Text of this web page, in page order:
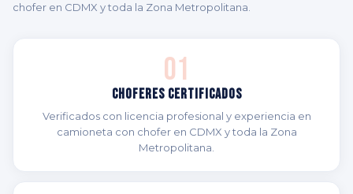
chofer en CDMX y toda la Zona Metropolitana.
01
Choferes Certificados
Verificados con licencia profesional y experiencia en
camioneta con chofer en CDMX y toda la Zona
Metropolitana.